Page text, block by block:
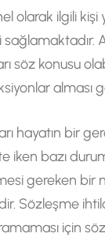
olarak ilgili kişi
söz konusu
alması
hayatın bir
iken bazı
gereken bir
Sözleşme
için